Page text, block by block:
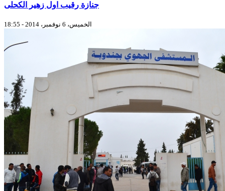
جنازة رقيب اول زهير الكحلى
الخميس، 6 نوفمبر، 2014 - 18:55